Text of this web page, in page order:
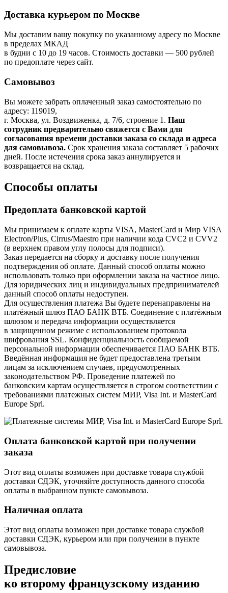
Доставка курьером по Москве
Мы доставим вашу покупку по указанному адресу по Москве
в пределах МКАД
в будни с 10 до 19 часов. Стоимость доставки — 500 рублей
по предоплате через сайт.
Самовывоз
Вы можете забрать оплаченный заказ самостоятельно по
адресу: 119019,
г. Москва, ул. Воздвиженка, д. 7/6, строение 1. Наш
сотрудник предварительно свяжется с Вами для
согласования времени доставки заказа со склада и адреса
для самовывоза. Срок хранения заказа составляет 5 рабочих
дней. После истечения срока заказ аннулируется и
возвращается на склад.
Способы оплаты
Предоплата банковской картой
Мы принимаем к оплате карты VISA, MasterCard и Мир VISA
Electron/Plus, Cirrus/Maestro при наличии кода CVC2 и CVV2
(в верхнем правом углу полосы для подписи).
Заказ передается на сборку и доставку после получения
подтверждения об оплате. Данный способ оплаты можно
использовать только при оформлении заказа на частное лицо.
Для юридических лиц и индивидуальных предпринимателей
данный способ оплаты недоступен.
Для осуществления платежа Вы будете перенаправлены на
платёжный шлюз ПАО БАНК ВТБ. Соединение с платёжным
шлюзом и передача информации осуществляется
в защищенном режиме с использованием протокола
шифрования SSL. Конфиденциальность сообщаемой
персональной информации обеспечивается ПАО БАНК ВТБ.
Введённая информация не будет предоставлена третьим
лицам за исключением случаев, предусмотренных
законодательством РФ. Проведение платежей по
банковским картам осуществляется в строгом соответствии с
требованиями платежных систем МИР, Visa Int. и MasterCard
Europe Sprl.
Оплата банковской картой при получении
заказа
Этот вид оплаты возможен при доставке товара службой
доставки СДЭК, уточняйте доступность данного способа
оплаты в выбранном пункте самовывоза.
Наличная оплата
Этот вид оплаты возможен при доставке товара службой
доставки СДЭК, курьером или при получении в пункте
самовывоза.
Предисловие
ко второму французскому изданию